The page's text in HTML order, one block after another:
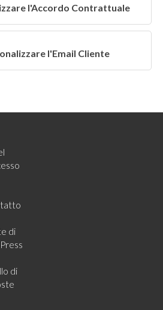
l'Accordo Contrattuale
l'Email Cliente
di
di